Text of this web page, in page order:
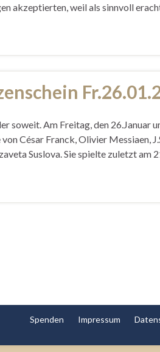
akzeptierten, weil als sinnvoll
soweit. Am Freitag, den 26.Januar
César Franck, Olivier Messiaen,
Suslova. Sie spielte zuletzt
Spenden Impressum